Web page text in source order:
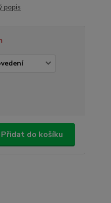
popis
Přidat do košíku